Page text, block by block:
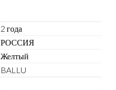
2 года
РОССИЯ
Желтый
BALLU